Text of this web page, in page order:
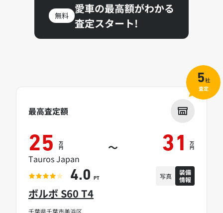
無料
愛車の最高額がわかる
査定スタート!
千葉県千葉市美浜区
ボルボ S60 T4
最高査定額
25 万
円 ～ 31 万
円
Tauros Japan
4.0 PT 写真
装備
情報
5社
査定